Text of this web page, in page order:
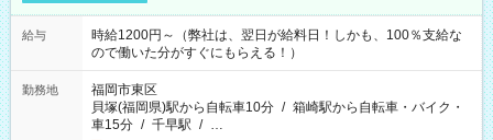
給与
時給1200円～（弊社は、翌日が給料日！しかも、100％支給な
ので働いた分がすぐにもらえる！）
勤務地
福岡市東区
貝塚(福岡県)駅から自転車10分 / 箱崎駅から自転車・バイク・
車15分 / 千早駅 / …